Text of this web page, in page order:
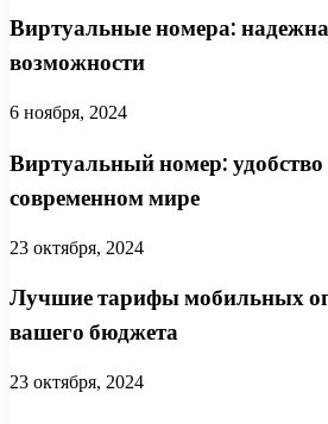
Виртуальные номера:
возможности
6 ноября, 2024
Виртуальный номер: удобство
современном мире
23 октября, 2024
Лучшие тарифы мобильных
вашего бюджета
23 октября, 2024